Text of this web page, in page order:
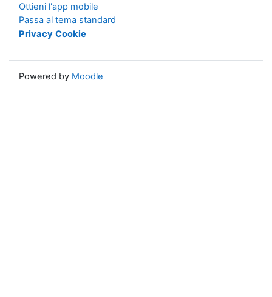
Ottieni l'app mobile
Passa al tema standard
Privacy Cookie
Powered by Moodle